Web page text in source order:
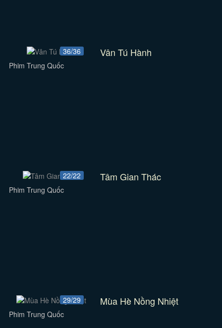
36/36 Vân Tú Hành
Phim Trung Quốc
22/22 Tâm Gian Thác
Phim Trung Quốc
29/29 Mùa Hè Nồng Nhiệt
Phim Trung Quốc